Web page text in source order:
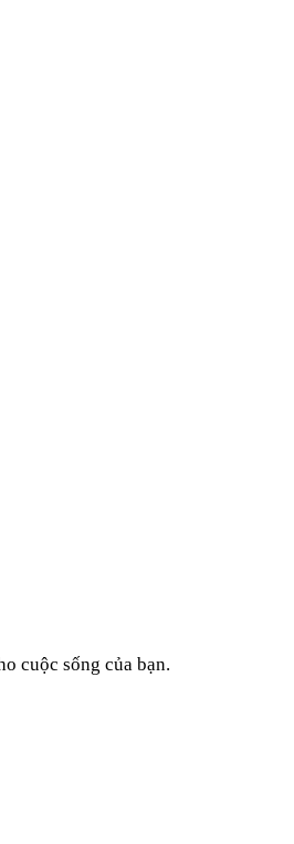
cuộc sống của bạn.